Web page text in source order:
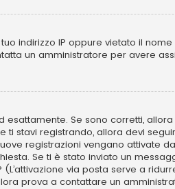
indirizzo IP oppure vietato il
un amministratore per avere
Se sono corretti,
ti stavi registrando, allora devi
registrazioni vengano attivate
Se ti è stato inviato un
via posta serve a
prova a contattare un